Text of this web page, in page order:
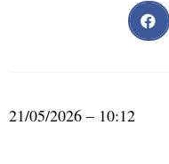
21/05/2026 – 10:12